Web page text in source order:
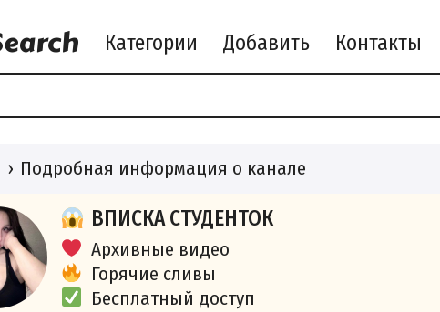
Категории Добавить Контакты
Подробная информация о канале
ВПИСКА СТУДЕНТОК
Архивные видео
Горячие сливы
Бесплатный доступ